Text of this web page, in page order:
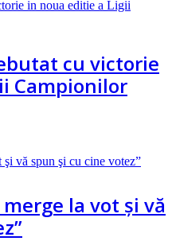
cu victorie
Campionilor
la vot şi vă